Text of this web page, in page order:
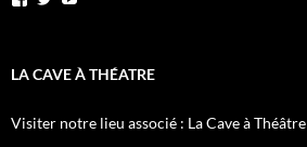
AnnibalEtSesElephants
sur
annibal_lacave
sur
LA CAVE À THÉATRE
Visiter notre lieu associé : La Cave à Théâtre